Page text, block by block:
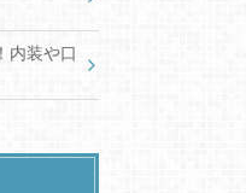
内装や口